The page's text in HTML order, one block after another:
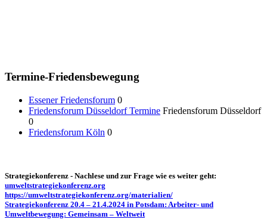
Termine-Friedensbewegung
Essener Friedensforum 0
Friedensforum Düsseldorf Termine Friedensforum Düsseldorf
0
Friedensforum Köln 0
Strategiekonferenz - Nachlese und zur Frage wie es weiter geht:
umweltstrategiekonferenz.org
https://umweltstrategiekonferenz.org/materialien/
Strategiekonferenz 20.4 – 21.4.2024 in Potsdam: Arbeiter- und
Umweltbewegung: Gemeinsam – Weltweit